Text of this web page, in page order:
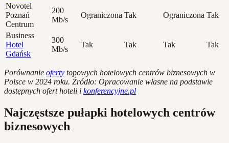
Novotel
Poznań
Centrum
200
Mb/s
Ograniczona Tak Ograniczona Tak
Business
Hotel
Gdańsk
300
Mb/s
Tak Tak Tak Tak
Porównanie oferty topowych hotelowych centrów biznesowych w
Polsce w 2024 roku. Źródło: Opracowanie własne na podstawie
dostępnych ofert hoteli i konferencyjne.pl
Najczęstsze pułapki hotelowych centrów
biznesowych